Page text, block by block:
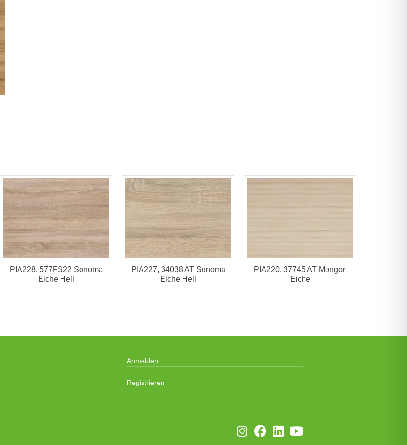
PIA228, 577FS22 Sonoma
Eiche Hell
PIA227, 34038 AT Sonoma
Eiche Hell
PIA220, 37745 AT Mongori
Eiche
Anmelden
Registrieren